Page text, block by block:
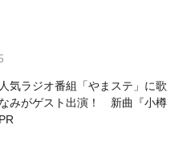
気ラジオ番組「やまステ」に歌
みがゲスト出演！ 新曲『小樽